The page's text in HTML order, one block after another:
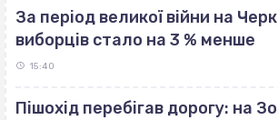
За період великої війни на
виборців стало на 3 % менше
15:40
Пішохід перебігав дорогу: на